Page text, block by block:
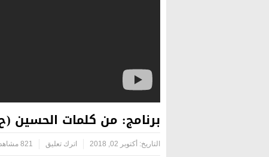
برنامج: من كلمات الحسين (ح١) || تقديم: سيف
التاريخ: أكتوبر 02, 2018 اترك تعليق 821 مشاهدة